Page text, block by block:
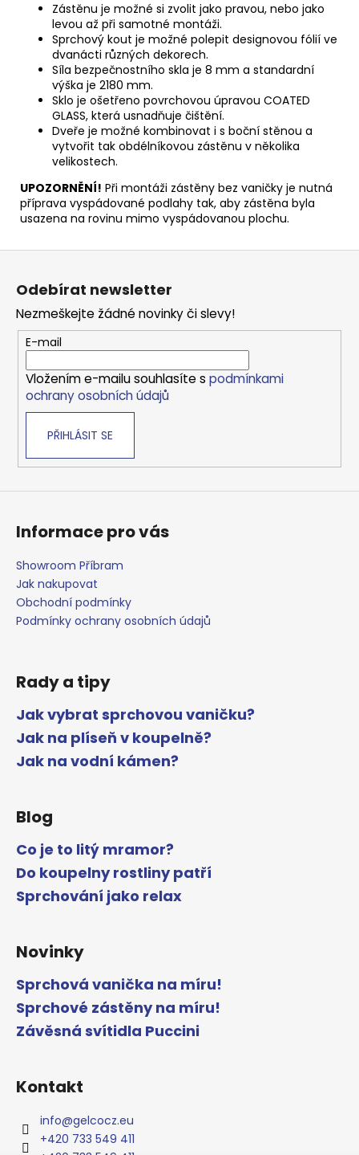
Zástěnu je možné si zvolit jako pravou, nebo jako
levou až při samotné montáži.
Sprchový kout je možné polepit designovou fólií ve
dvanácti různých dekorech.
Síla bezpečnostního skla je 8 mm a standardní
výška je 2180 mm.
Sklo je ošetřeno povrchovou úpravou COATED
GLASS, která usnadňuje čištění.
Dveře je možné kombinovat i s boční stěnou a
vytvořit tak obdélníkovou zástěnu v několika
velikostech.
UPOZORNĚNÍ! Při montáži zástěny bez vaničky je nutná
příprava vyspádované podlahy tak, aby zástěna byla
usazena na rovinu mimo vyspádovanou plochu.
Odebírat newsletter
Nezmeškejte žádné novinky či slevy!
E-mail
Vložením e-mailu souhlasíte s podmínkami
ochrany osobních údajů
PŘIHLÁSIT SE
Informace pro vás
Showroom Příbram
Jak nakupovat
Obchodní podmínky
Podmínky ochrany osobních údajů
Rady a tipy
Jak vybrat sprchovou vaničku?
Jak na plíseň v koupelně?
Jak na vodní kámen?
Blog
Co je to litý mramor?
Do koupelny rostliny patří
Sprchování jako relax
Novinky
Sprchová vanička na míru!
Sprchové zástěny na míru!
Závěsná svítidla Puccini
Kontakt
info@gelcocz.eu
+420 733 549 411